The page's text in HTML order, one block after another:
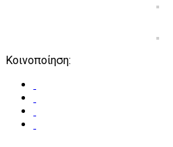
Κοινοποίηση: